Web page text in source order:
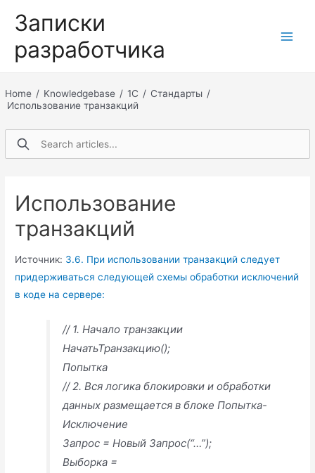
содержимому
Записки
разработчика
Home / Knowledgebase / 1С / Стандарты /
Использование транзакций
Использование
транзакций
Источник: 3.6. При использовании транзакций следует
придерживаться следующей схемы обработки исключений
в коде на сервере:
// 1. Начало транзакции
НачатьТранзакцию();
Попытка
// 2. Вся логика блокировки и обработки
данных размещается в блоке Попытка-
Исключение
Запрос = Новый Запрос(“…”);
Выборка =